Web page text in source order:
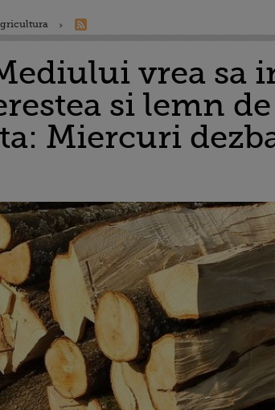
vrea sa
si lemn
Miercuri